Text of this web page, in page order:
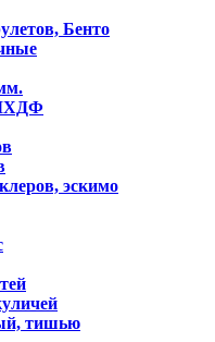
Бенто
эскимо
тишью